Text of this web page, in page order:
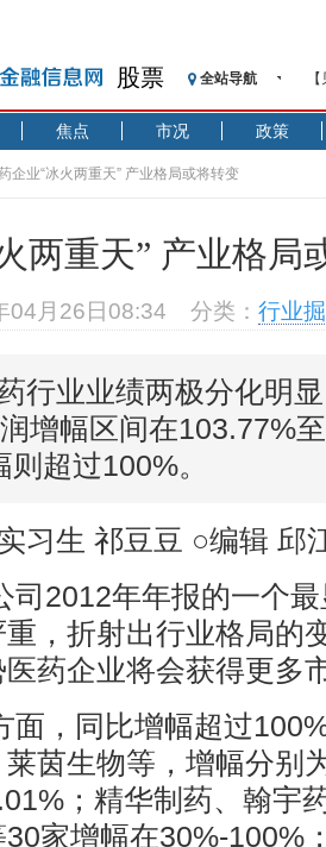
股票 全站导航
记
央
沥
济
焦点 市况 政策
企业“冰火两重天” 产业格局或将转变
两重天” 产业格局
04月26日08:34 分类： 行业
行业业绩两极分化明
增幅区间在103.77%
超过100%。
习生 祁豆豆 ○编辑 邱
司2012年年报的一个
，折射出行业格局的
药企业将会获得更多
面，同比增幅超过
茵生物等，增幅分别
；精华制药、翰宇
家增幅在30%-100%